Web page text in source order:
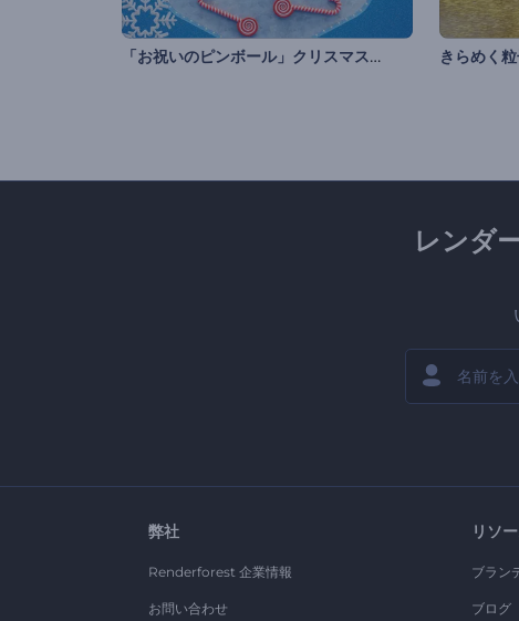
「お祝いのピンボール」クリスマスのグリーティング きらめく
レンダ
弊社
Renderforest 企業情報
お問い合わせ
リソ
ブラン
ブログ